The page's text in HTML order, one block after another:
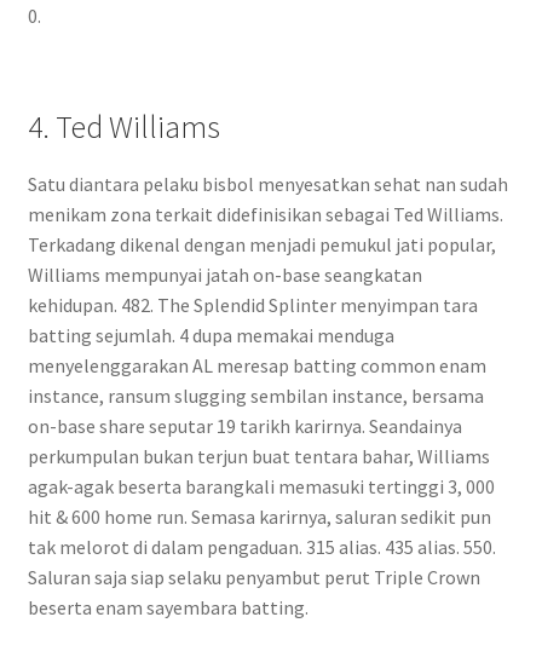
0.
4. Ted Williams
Satu diantara pelaku bisbol menyesatkan sehat nan sudah
menikam zona terkait didefinisikan sebagai Ted Williams.
Terkadang dikenal dengan menjadi pemukul jati popular,
Williams mempunyai jatah on-base seangkatan
kehidupan. 482. The Splendid Splinter menyimpan tara
batting sejumlah. 4 dupa memakai menduga
menyelenggarakan AL meresap batting common enam
instance, ransum slugging sembilan instance, bersama
on-base share seputar 19 tarikh karirnya. Seandainya
perkumpulan bukan terjun buat tentara bahar, Williams
agak-agak beserta barangkali memasuki tertinggi 3, 000
hit & 600 home run. Semasa karirnya, saluran sedikit pun
tak melorot di dalam pengaduan. 315 alias. 435 alias. 550.
Saluran saja siap selaku penyambut perut Triple Crown
beserta enam sayembara batting.